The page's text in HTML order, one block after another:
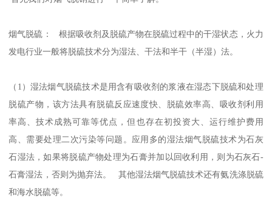
烟气脱硫： 根据吸收剂及脱硫产物在脱硫过程中的干湿状态，火力
发电行业一般将脱硫技术分为湿法、干法和半干（半湿）法。
（1）湿法烟气脱硫技术是用含有吸收剂的浆液在湿态下脱硫和处理
脱硫产物，该方法具有脱硫反应速度快、脱硫效率高、吸收剂利用
率高、技术成熟可靠等优点，但也存在初投资大、运行维护费用
高、需要处理二次污染等问题。应用多的湿法烟气脱硫技术为石灰
石湿法，如果将脱硫产物处理为石膏并加以回收利用，则为石灰石-
石膏湿法，否则为抛弃法。 其他湿法烟气脱硫技术还有氨洗涤脱硫
和海水脱硫等。